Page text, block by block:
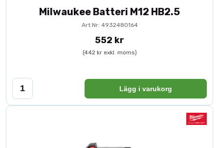
Milwaukee Batteri M12 HB2.5
Art.Nr: 4932480164
552 kr
(442 kr exkl. moms)
Lägg i varukorg